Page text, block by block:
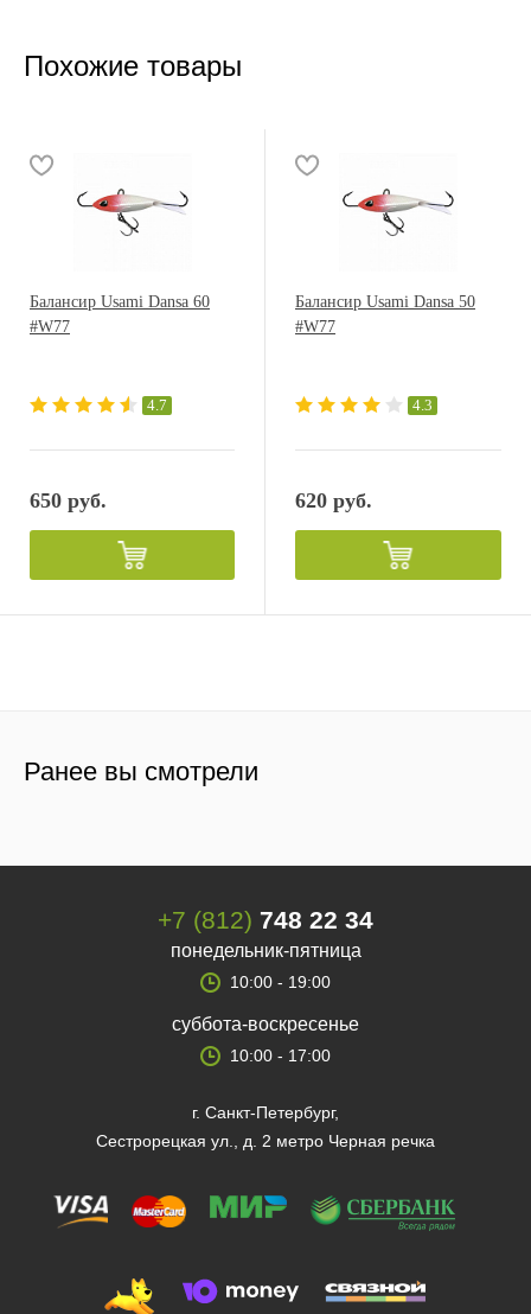
Похожие товары
Балансир Usami Dansa 60
#W77
4.7
650 руб.
Балансир Usami Dansa 50
#W77
4.3
620 руб.
Ранее вы смотрели
+7 (812) 748 22 34
понедельник-пятница
10:00 - 19:00
суббота-воскресенье
10:00 - 17:00
г. Санкт-Петербург,
Сестрорецкая ул., д. 2 метро Черная речка